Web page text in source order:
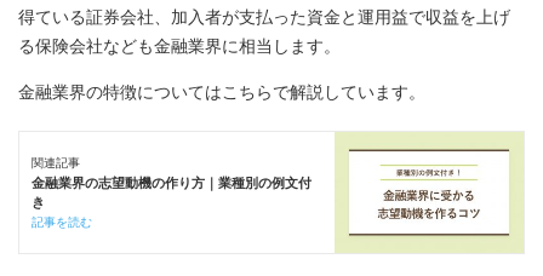
得ている証券会社、加入者が支払った資金と運用益で収益を上げ
る保険会社なども金融業界に相当します。
金融業界の特徴についてはこちらで解説しています。
関連記事
金融業界の志望動機の作り方｜業種別の例文付
き
記事を読む